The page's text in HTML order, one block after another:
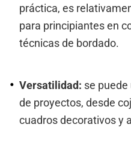
práctica, es
para principiantes en
técnicas de bordado.
Versatilidad: se
de proyectos, desde
cuadros decorativos y